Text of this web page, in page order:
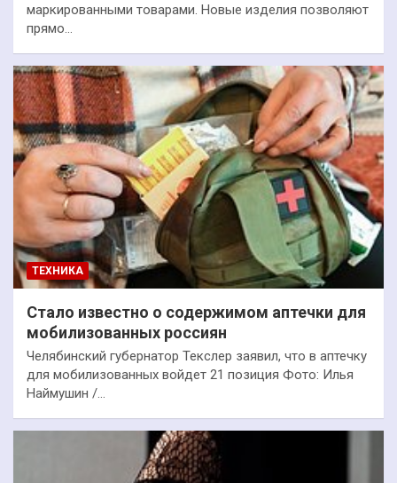
маркированными товарами. Новые изделия позволяют
прямо…
ТЕХНИКА
Стало известно о содержимом аптечки для
мобилизованных россиян
Челябинский губернатор Текслер заявил, что в аптечку
для мобилизованных войдет 21 позиция Фото: Илья
Наймушин /…